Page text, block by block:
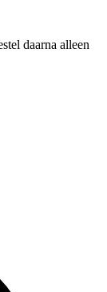
daarna alleen